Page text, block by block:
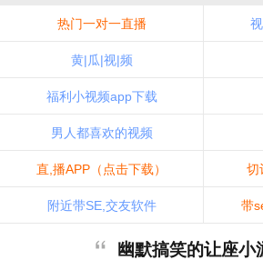
热门一对一直播
黄|瓜|视|频
福利小视频app下载
男人都喜欢的视频
直,播APP（点击下载） 切
附近带SE,交友软件 带
幽默搞笑的让座小